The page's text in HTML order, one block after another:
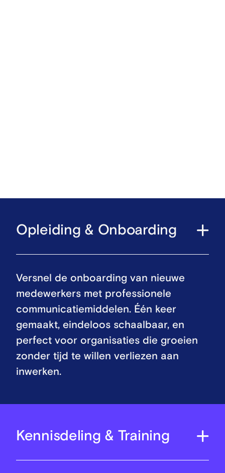
Opleiding & Onboarding
Versnel de onboarding van nieuwe
medewerkers met professionele
communicatiemiddelen. Één keer
gemaakt, eindeloos schaalbaar, en
perfect voor organisaties die groeien
zonder tijd te willen verliezen aan
inwerken.
Kennisdeling & Training